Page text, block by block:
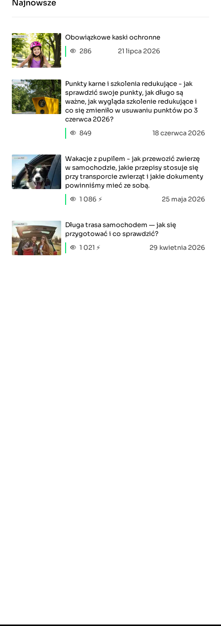
Najnowsze
Obowiązkowe kaski ochronne
286
21 lipca 2026
Punkty karne i szkolenia redukujące - jak
sprawdzić swoje punkty, jak długo są
ważne, jak wygląda szkolenie redukujące i
co się zmieniło w usuwaniu punktów po 3
czerwca 2026?
849
18 czerwca 2026
Wakacje z pupilem - jak przewozić zwierzę
w samochodzie, jakie przepisy stosuje się
przy transporcie zwierząt i jakie dokumenty
powinniśmy mieć ze sobą.
1 086 ⚡
25 maja 2026
Długa trasa samochodem — jak się
przygotować i co sprawdzić?
1 021 ⚡
29 kwietnia 2026